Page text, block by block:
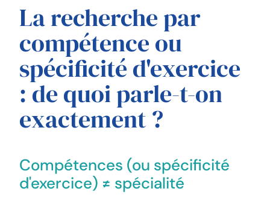
La recherche par
compétence ou
spécificité d'exercice
: de quoi parle-t-on
exactement ?
Compétences (ou spécificité
d'exercice) ≠ spécialité